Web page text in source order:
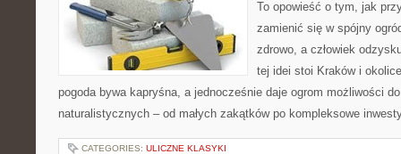
To opowieść o tym, jak
zamienić się w spójny
zdrowo, a człowiek
tej idei stoi Kraków i
pogoda bywa kapryśna, a jednocześnie daje ogrom możliwości
naturalistycznych – od małych zakątków po kompleksowe
CATEGORIES: ULICZNE KLASYKI